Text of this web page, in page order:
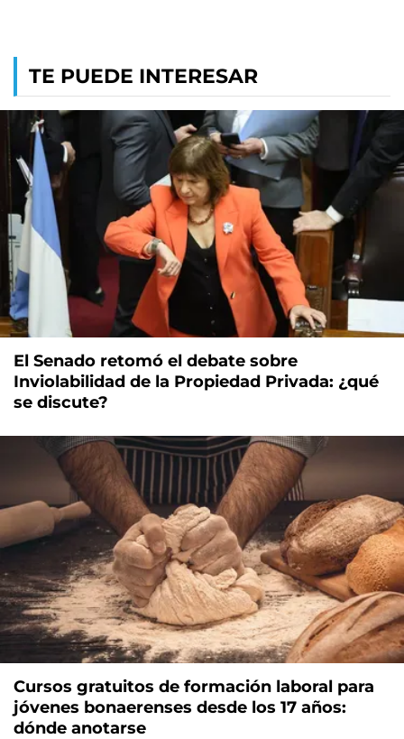
TE PUEDE INTERESAR
El Senado retomó el debate sobre
Inviolabilidad de la Propiedad Privada: ¿qué
se discute?
Cursos gratuitos de formación laboral para
jóvenes bonaerenses desde los 17 años:
dónde anotarse